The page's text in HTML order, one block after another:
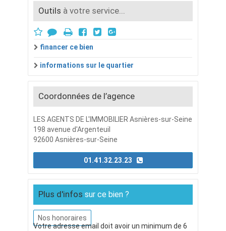
Outils à votre service...
financer ce bien
informations sur le quartier
Coordonnées de l’agence
LES AGENTS DE L'IMMOBILIER Asnières-sur-Seine
198 avenue d'Argenteuil
92600 Asnières-sur-Seine
Plus d'infos sur ce bien ?
Nos honoraires
Votre adresse email doit avoir un minimum de 6